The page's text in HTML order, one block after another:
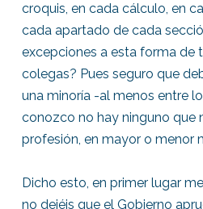
croquis, en cada cálculo, en
cada apartado de cada
excepciones a esta forma de
colegas? Pues seguro que
una minoría -al menos entre
conozco no hay ninguno que
profesión, en mayor o menor
Dicho esto, en primer lugar
no dejéis que el Gobierno